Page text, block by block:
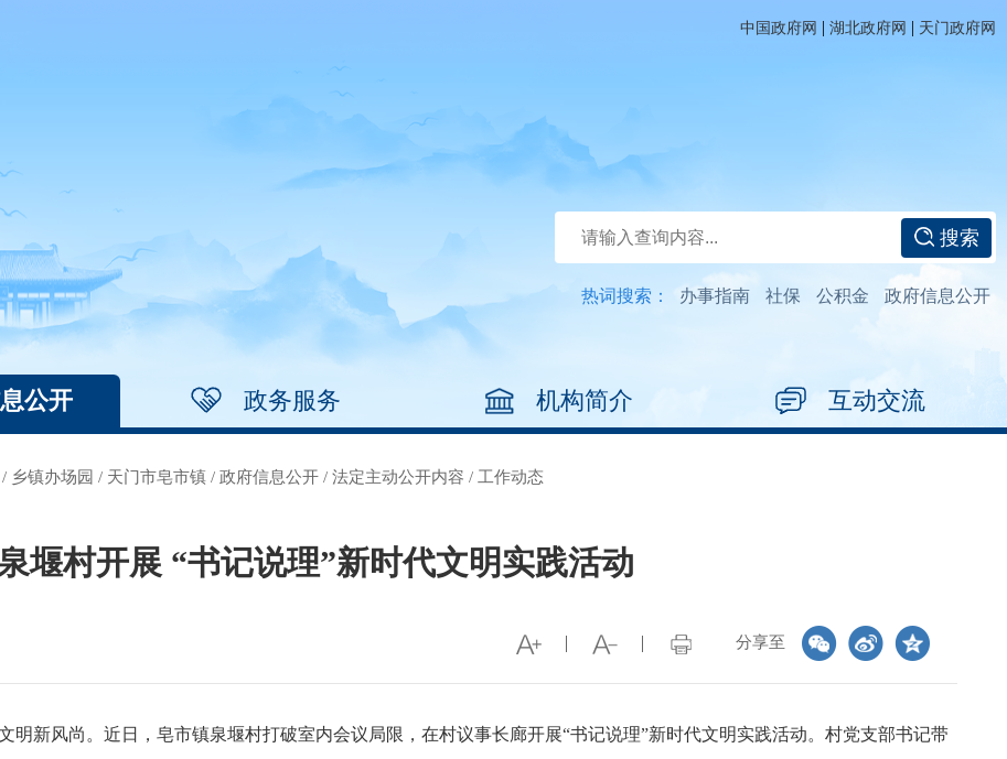
中国政府网 | 湖北政府网 | 天门政府网
搜索
热词搜索： 办事指南 社保 公积金 政府信息公开
公开 政务服务 机构简介 互动交流
/ 乡镇办场园 / 天门市皂市镇 / 政府信息公开 / 法定主动公开内容 / 工作动态
堰村开展 “书记说理”新时代文明实践活动
分享至
明新风尚。近日，皂市镇泉堰村打破室内会议局限，在村议事长廊开展“书记说理”新时代文明实践活动。村党支部书记带